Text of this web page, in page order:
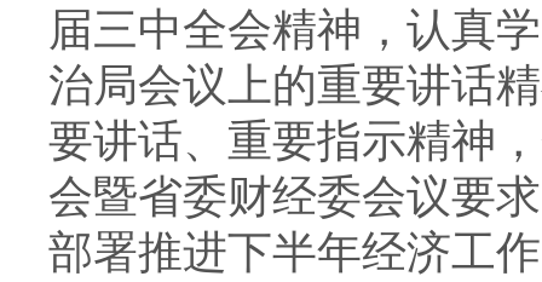
届三中全会精神，认真
治局会议上的重要讲话
要讲话、重要指示精神
会暨省委财经委会议要
部署推进下半年经济工